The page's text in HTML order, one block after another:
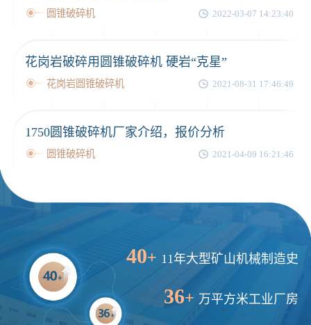
圆锥破碎机 2022-03-07 14:23:40
花岗岩破碎用圆锥破碎机 硬岩“克星”
花岗岩圆锥破碎机 2021-08-31 17:46:49
1750圆锥破碎机厂家介绍，报价分析
圆锥破碎机 2021-04-09 16:21:46
40+ 11年大型矿山机械制造史
36+ 万平方米工业厂房